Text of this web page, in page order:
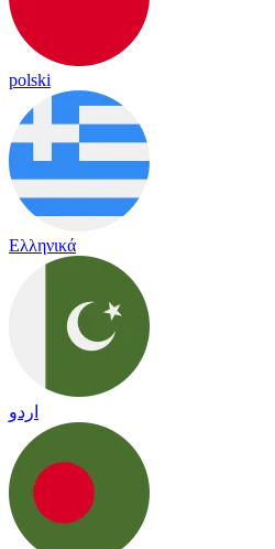
polski
Ελληνικά
اردو